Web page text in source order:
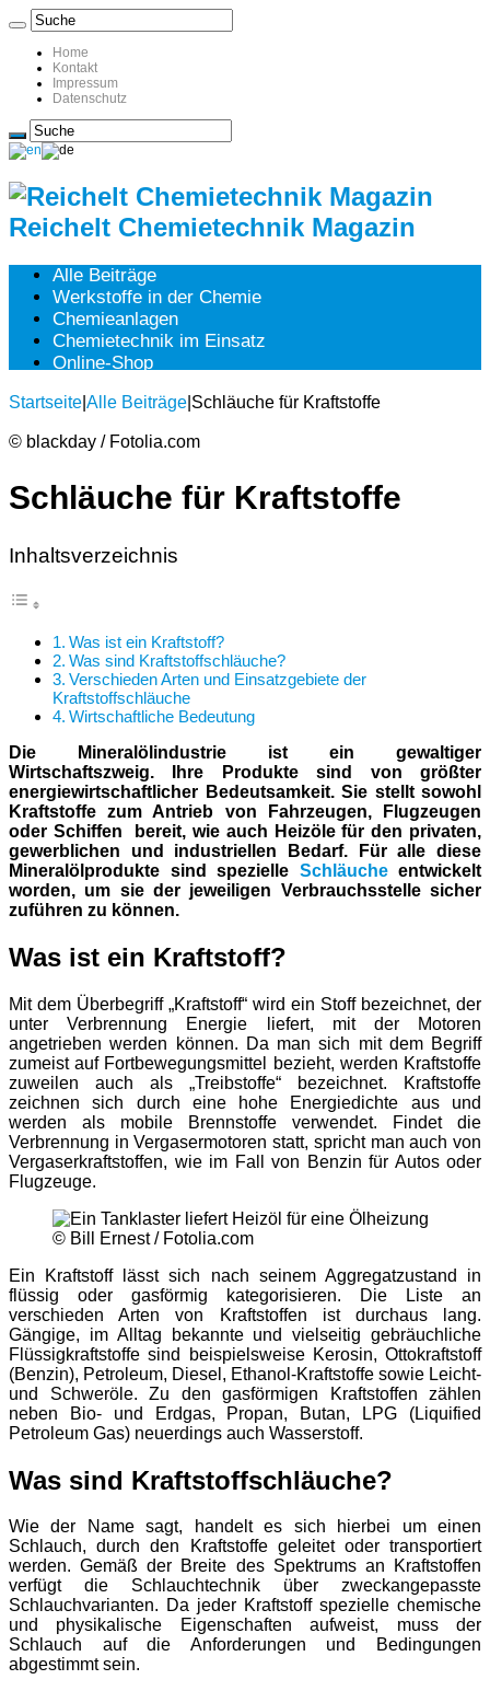
Home
Kontakt
Impressum
Datenschutz
Reichelt Chemietechnik Magazin
Alle Beiträge
Werkstoffe in der Chemie
Chemieanlagen
Chemietechnik im Einsatz
Online-Shop
Startseite Alle Beiträge Schläuche für Kraftstoffe
© blackday / Fotolia.com
Schläuche für Kraftstoffe
Inhaltsverzeichnis
Was ist ein Kraftstoff?
Was sind Kraftstoffschläuche?
Verschieden Arten und Einsatzgebiete der
Kraftstoffschläuche
Wirtschaftliche Bedeutung
Die Mineralölindustrie ist ein gewaltiger
Wirtschaftszweig. Ihre Produkte sind von größter
energiewirtschaftlicher Bedeutsamkeit. Sie stellt sowohl
Kraftstoffe zum Antrieb von Fahrzeugen, Flugzeugen
oder Schiffen bereit, wie auch Heizöle für den privaten,
gewerblichen und industriellen Bedarf. Für alle diese
Mineralölprodukte sind spezielle Schläucheentwickelt
worden, um sie der jeweiligen Verbrauchsstelle sicher
zuführen zu können.
Was ist ein Kraftstoff?
Mit dem Überbegriff „Kraftstoff“ wird ein Stoff bezeichnet, der
unter Verbrennung Energie liefert, mit der Motoren
angetrieben werden können. Da man sich mit dem Begriff
zumeist auf Fortbewegungsmittel bezieht, werden Kraftstoffe
zuweilen auch als „Treibstoffe“ bezeichnet. Kraftstoffe
zeichnen sich durch eine hohe Energiedichte aus und
werden als mobile Brennstoffe verwendet. Findet die
Verbrennung in Vergasermotoren statt, spricht man auch von
Vergaserkraftstoffen, wie im Fall von Benzin für Autos oder
Flugzeuge.
© Bill Ernest / Fotolia.com
Ein Kraftstoff lässt sich nach seinem Aggregatzustand in
flüssig oder gasförmig kategorisieren. Die Liste an
verschieden Arten von Kraftstoffen ist durchaus lang.
Gängige, im Alltag bekannte und vielseitig gebräuchliche
Flüssigkraftstoffe sind beispielsweise Kerosin, Ottokraftstoff
(Benzin), Petroleum, Diesel, Ethanol-Kraftstoffe sowie Leicht-
und Schweröle. Zu den gasförmigen Kraftstoffen zählen
neben Bio- und Erdgas, Propan, Butan, LPG (Liquified
Petroleum Gas) neuerdings auch Wasserstoff.
Was sind Kraftstoffschläuche?
Wie der Name sagt, handelt es sich hierbei um einen
Schlauch, durch den Kraftstoffe geleitet oder transportiert
werden. Gemäß der Breite des Spektrums an Kraftstoffen
verfügt die Schlauchtechnik über zweckangepasste
Schlauchvarianten. Da jeder Kraftstoff spezielle chemische
und physikalische Eigenschaften aufweist, muss der
Schlauch auf die Anforderungen und Bedingungen
abgestimmt sein.